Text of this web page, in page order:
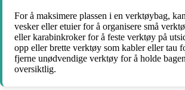
For å maksimere plassen i en verktøybag,
vesker eller etuier for å organisere små
eller karabinkroker for å feste verktøy på
opp eller brette verktøy som kabler eller tau
fjerne unødvendige verktøy for å holde
oversiktlig.